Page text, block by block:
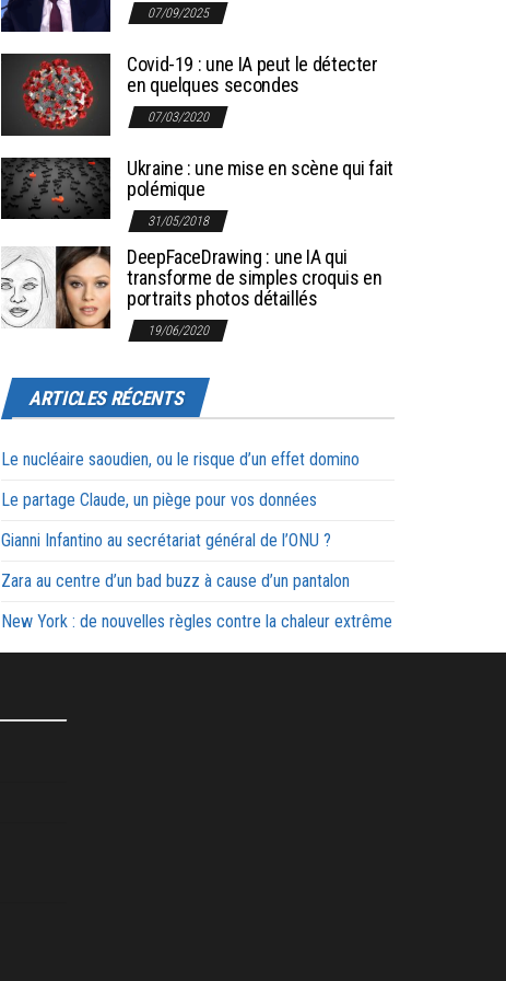
07/09/2025
Covid-19 : une IA peut le détecter
en quelques secondes
07/03/2020
Ukraine : une mise en scène qui fait
polémique
31/05/2018
DeepFaceDrawing : une IA qui
transforme de simples croquis en
portraits photos détaillés
19/06/2020
ARTICLES RÉCENTS
Le nucléaire saoudien, ou le risque d’un effet domino
Le partage Claude, un piège pour vos données
Gianni Infantino au secrétariat général de l’ONU ?
Zara au centre d’un bad buzz à cause d’un pantalon
New York : de nouvelles règles contre la chaleur extrême